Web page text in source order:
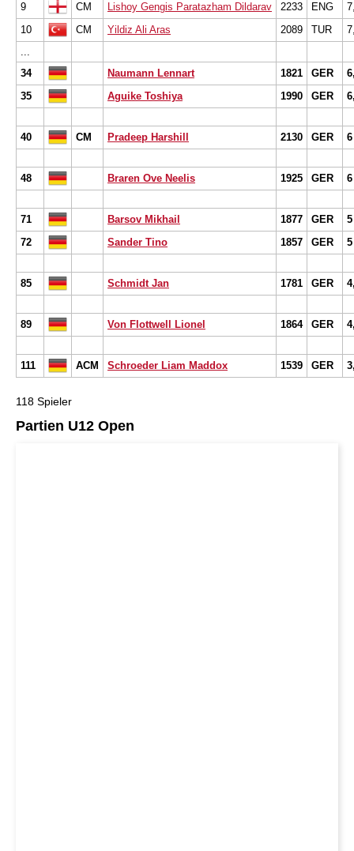
9
CM Lishoy Gengis Paratazham Dildarav 2233 ENG
10
CM Yildiz Ali Aras 2089 TUR
...
34
Naumann Lennart 1821 GER
35
Aguike Toshiya 1990 GER
40 CM Pradeep Harshill 2130 GER 6
48 Braren Ove Neelis 1925 GER 6
71 Barsov Mikhail 1877 GER
5
72
Sander Tino 1857 GER 5
85 Schmidt Jan 1781 GER
89 Von Flottwell Lionel 1864 GER
111 ACM Schroeder Liam Maddox 1539 GER
118 Spieler
Partien U12 Open